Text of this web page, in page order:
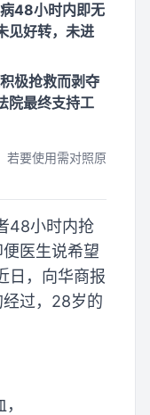
48小时内即无
见好转，未进
极抢救而剥夺
院最终支持工
若要使用需对照原
48小时内抢
医生说希望
日，向华商报
过，28岁的